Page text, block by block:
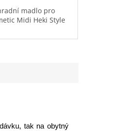
madlo pro
Midi Heki Style
tak na obytný